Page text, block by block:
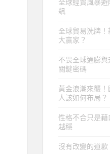
飆
全球貿易洗牌
大贏家？
不畏全球通膨
關鍵密碼
黃金浪潮來襲
人該如何布局？
性格不合只是
越穩
沒有改變的道